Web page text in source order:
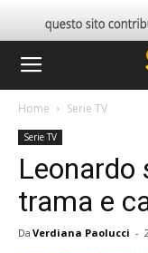
Home Serie TV
Serie TV
Leonardo
trama e
Da Verdiana Paolucci -